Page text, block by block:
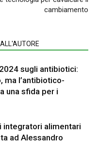
cambiamento
sugli antibiotici:
ma l’antibiotico-
una sfida per i
integratori alimentari
ad Alessandro